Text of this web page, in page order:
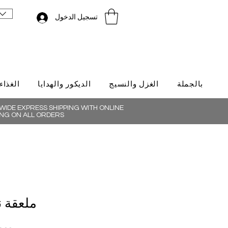
تسجيل الدخول
الديكور والهدايا الغزل والنسيج بالجملة
EXPRESS SHIPPING WITH ONLINE
ON ALL ORDERS
ملعقة